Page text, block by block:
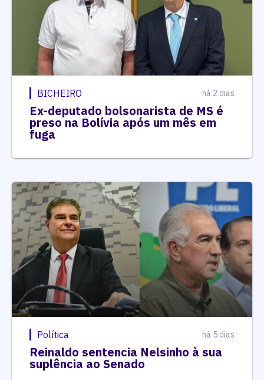
BICHEIRO há 2 dias
Ex-deputado bolsonarista de MS é
preso na Bolívia após um mês em
fuga
Política há 5 dias
Reinaldo sentencia Nelsinho à sua
suplência ao Senado